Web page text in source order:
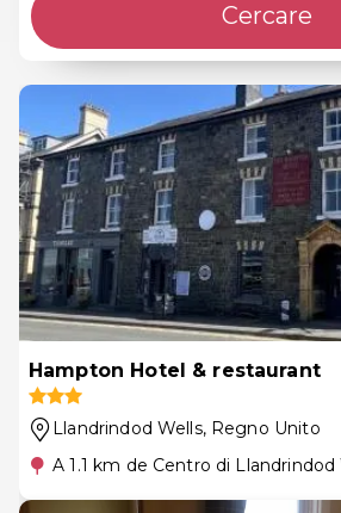
Cercare
Hampton Hotel & restaurant
Llandrindod Wells, Regno Unito
A 1.1 km de Centro di Llandrindod